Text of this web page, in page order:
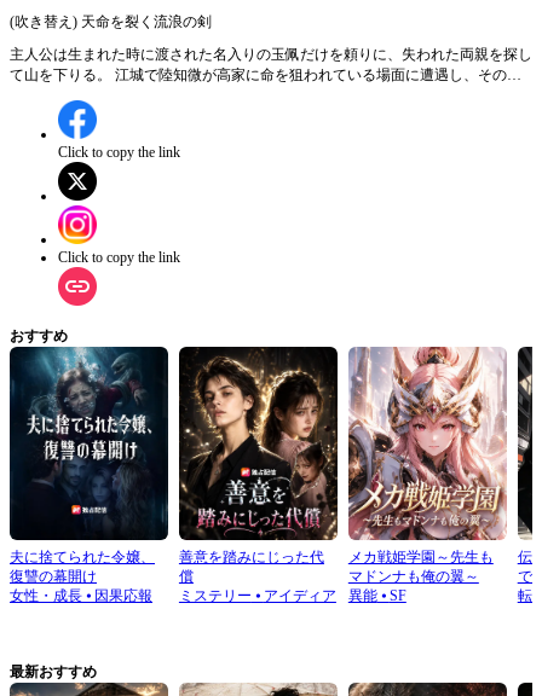
(吹き替え) 天命を裂く流浪の剣
主人公は生まれた時に渡された名入りの玉佩だけを頼りに、失われた両親を探し
て山を下りる。 江城で陸知微が高家に命を狙われている場面に遭遇し、その優
いく。 陸家に身を寄せる中で、林月柔が自分の玉佩と深い関わりを持つことを
知り、なぜか彼女には懐かしさにも似た温かさを覚える。 一方、実父の陸震山
からはクズと侮られる。 だが、母と姉が命の危機にさらされた瞬間、彼はつい
に本来の力を解き放つ。守りたい家族のため、もう弱さは見せない。
Click to copy the link
Click to copy the link
おすすめ
夫に捨てられた令嬢、
復讐の幕開け
女性・成長 ⦁ 因果応報
善意を踏みにじった代
償
ミステリー ⦁ アイディア
メカ戦姫学園～先生も
マドンナも俺の翼～
異能⦁ SF
伝
で
転
最新おすすめ